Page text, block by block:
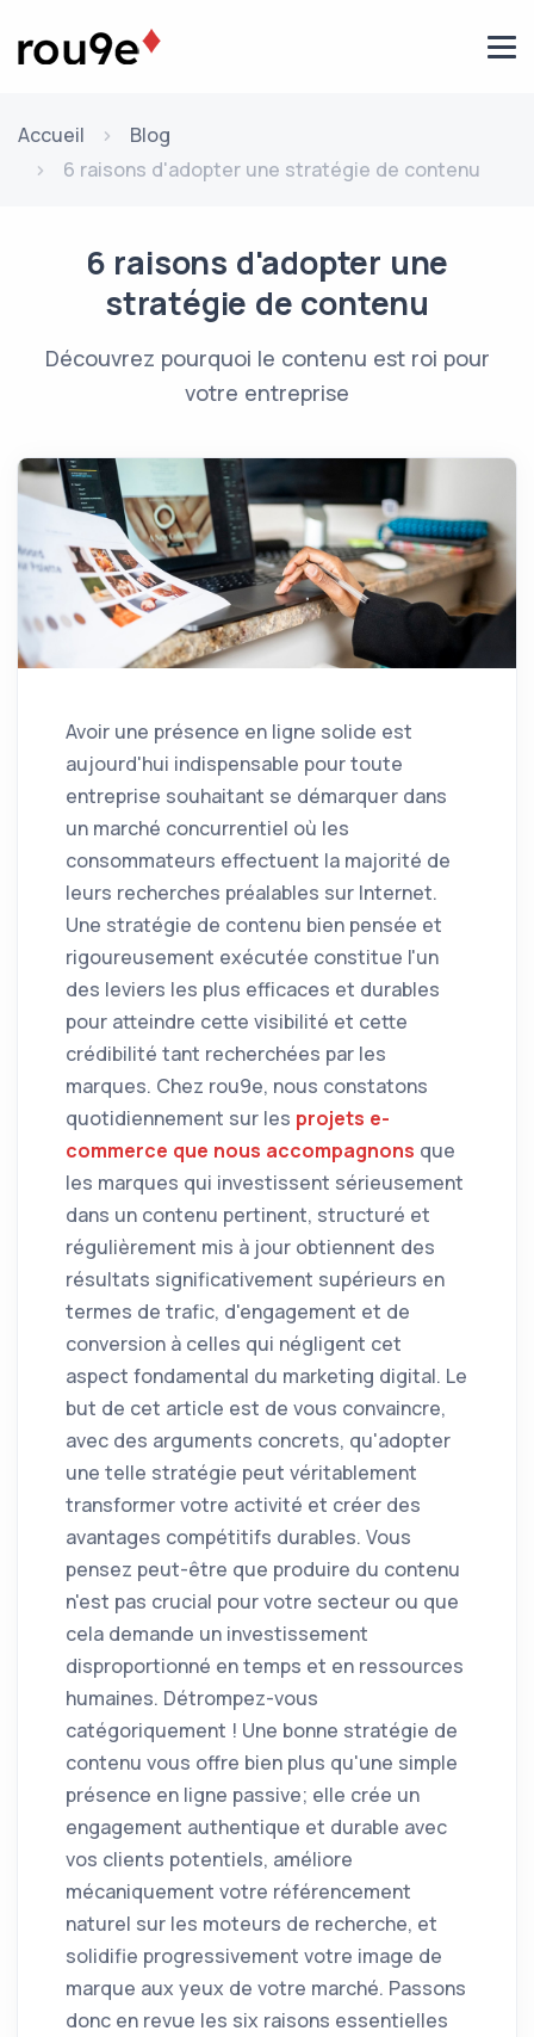
Accueil
Blog
6 raisons d'adopter une stratégie de contenu
6 raisons d'adopter une
stratégie de contenu
Découvrez pourquoi le contenu est roi pour
votre entreprise
Avoir une présence en ligne solide est
aujourd'hui indispensable pour toute
entreprise souhaitant se démarquer dans
un marché concurrentiel où les
consommateurs effectuent la majorité de
leurs recherches préalables sur Internet.
Une stratégie de contenu bien pensée et
rigoureusement exécutée constitue l'un
des leviers les plus efficaces et durables
pour atteindre cette visibilité et cette
crédibilité tant recherchées par les
marques. Chez rou9e, nous constatons
quotidiennement sur les projets e-
commerce que nous accompagnons que
les marques qui investissent sérieusement
dans un contenu pertinent, structuré et
régulièrement mis à jour obtiennent des
résultats significativement supérieurs en
termes de trafic, d'engagement et de
conversion à celles qui négligent cet
aspect fondamental du marketing digital. Le
but de cet article est de vous convaincre,
avec des arguments concrets, qu'adopter
une telle stratégie peut véritablement
transformer votre activité et créer des
avantages compétitifs durables. Vous
pensez peut-être que produire du contenu
n'est pas crucial pour votre secteur ou que
cela demande un investissement
disproportionné en temps et en ressources
humaines. Détrompez-vous
catégoriquement ! Une bonne stratégie de
contenu vous offre bien plus qu'une simple
présence en ligne passive; elle crée un
engagement authentique et durable avec
vos clients potentiels, améliore
mécaniquement votre référencement
naturel sur les moteurs de recherche, et
solidifie progressivement votre image de
marque aux yeux de votre marché. Passons
donc en revue les six raisons essentielles